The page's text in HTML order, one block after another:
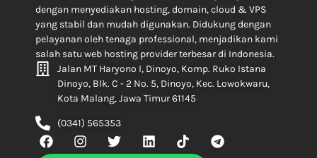
dengan menyediakan hosting, domain, cloud & VPS
yang stabil dan mudah digunakan. Didukung dengan
pelayanan oleh tenaga professional, menjadikan kami
salah satu web hosting provider terbesar di Indonesia.
Jalan MT Haryono I, Dinoyo, Komp. Ruko Istana
Dinoyo, Blk. C - 2 No. 5, Dinoyo, Kec. Lowokwaru,
Kota Malang, Jawa Timur 61145
(0341) 565353